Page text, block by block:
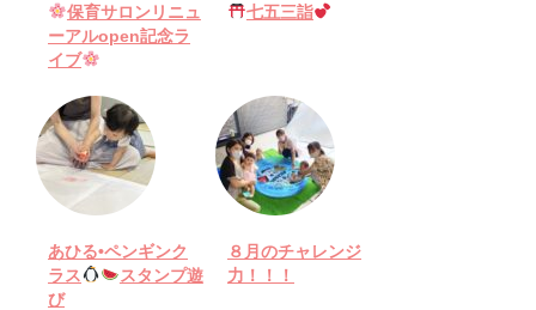
保育サロンリニュ
ーアルopen記念ラ
イブ
七五三詣
あひる•ペンギンク
ラス
スタンプ遊
び
８月のチャレンジ
力！！！